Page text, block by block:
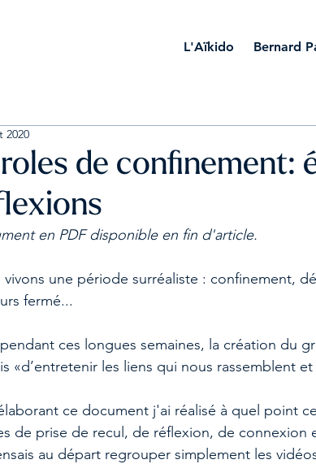
L'Aïkido Bernard
de confinement:
2020
en PDF disponible en fin d'article.
vivons une période surréaliste : confinement,
fermé...
ces longues semaines, la création du
«d’entretenir les liens qui nous rassemblent
ce document j'ai réalisé à quel point
de prise de recul, de réflexion, de connexion
au départ regrouper simplement les